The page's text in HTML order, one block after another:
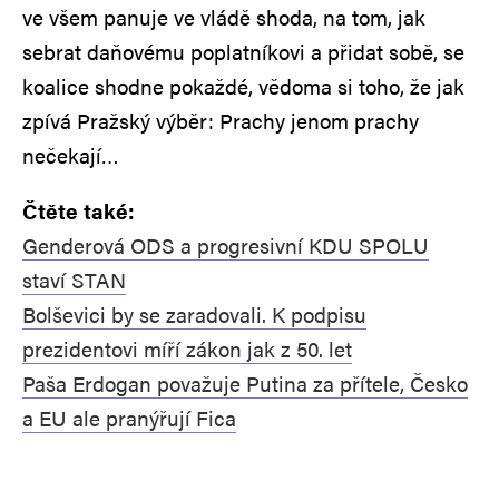
ve všem panuje ve vládě shoda, na tom, jak
sebrat daňovému poplatníkovi a přidat sobě, se
koalice shodne pokaždé, vědoma si toho, že jak
zpívá Pražský výběr: Prachy jenom prachy
nečekají…
Čtěte také:
Genderová ODS a progresivní KDU SPOLU
staví STAN
Bolševici by se zaradovali. K podpisu
prezidentovi míří zákon jak z 50. let
Paša Erdogan považuje Putina za přítele, Česko
a EU ale pranýřují Fica